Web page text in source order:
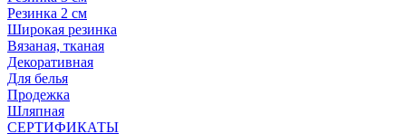
Резинка 2 см
Широкая резинка
Вязаная, тканая
Декоративная
Для белья
Продежка
Шляпная
СЕРТИФИКАТЫ